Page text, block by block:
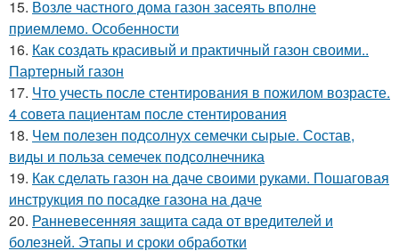
15. Возле частного дома газон засеять вполне
приемлемо. Особенности
16. Как создать красивый и практичный газон своими..
Партерный газон
17. Что учесть после стентирования в пожилом возрасте.
4 совета пациентам после стентирования
18. Чем полезен подсолнух семечки сырые. Состав,
виды и польза семечек подсолнечника
19. Как сделать газон на даче своими руками. Пошаговая
инструкция по посадке газона на даче
20. Ранневесенняя защита сада от вредителей и
болезней. Этапы и сроки обработки